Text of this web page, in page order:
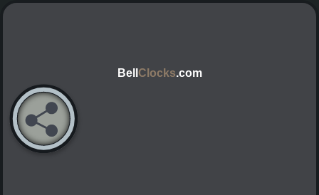
Bell Clocks.com